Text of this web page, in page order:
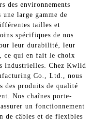
des environnements
large gamme de
tailles et
spécifiques de nos
leur durabilité, leur
ce qui en fait le choix
industrielles. Chez Kwlid
Co., Ltd., nous
des produits de qualité
Nos chaînes porte-
un fonctionnement
de câbles et de flexibles